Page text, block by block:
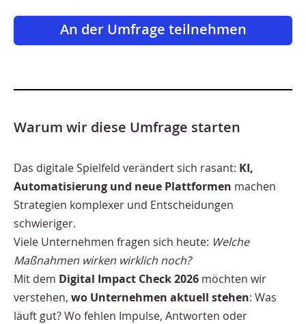
An der Umfrage teilnehmen
Warum wir diese Umfrage starten
Das digitale Spielfeld verändert sich rasant: KI,
Automatisierung und neue Plattformen machen
Strategien komplexer und Entscheidungen
schwieriger.
Viele Unternehmen fragen sich heute: Welche
Maßnahmen wirken wirklich noch?
Mit dem Digital Impact Check 2026 möchten wir
verstehen, wo Unternehmen aktuell stehen: Was
läuft gut? Wo fehlen Impulse, Antworten oder